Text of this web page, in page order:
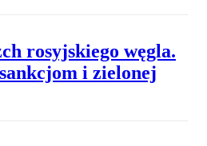
rosyjskiego węgla.
i zielonej